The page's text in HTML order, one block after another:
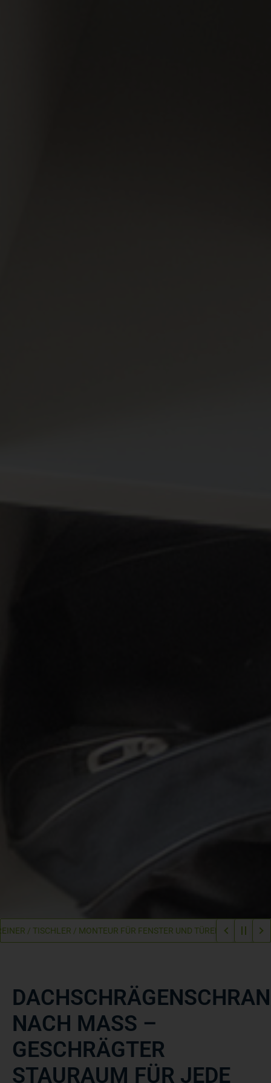
/ MONTEUR FÜR FENSTER UND TÜREN WIR WACHSEN –
NACH MASS – G
ESCHRÄGTER S
TAURAUM FÜR JEDE S